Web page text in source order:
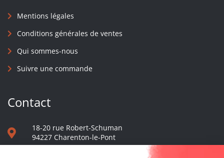
Mentions légales
Conditions générales de ventes
Qui sommes-nous
Suivre une commande
Contact
18-20 rue Robert-Schuman
94227 Charenton-le-Pont